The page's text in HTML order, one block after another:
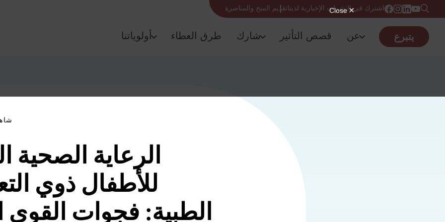
تقديم المنح والمناصرةاشترك في النشرات الإخبارية لدينا
أولوياتنا طرق العطاء شارك قصص التأثير عن يتبرع
الرعاية الصحية
للأطفال ذوي
الطبية: فجوات القوى